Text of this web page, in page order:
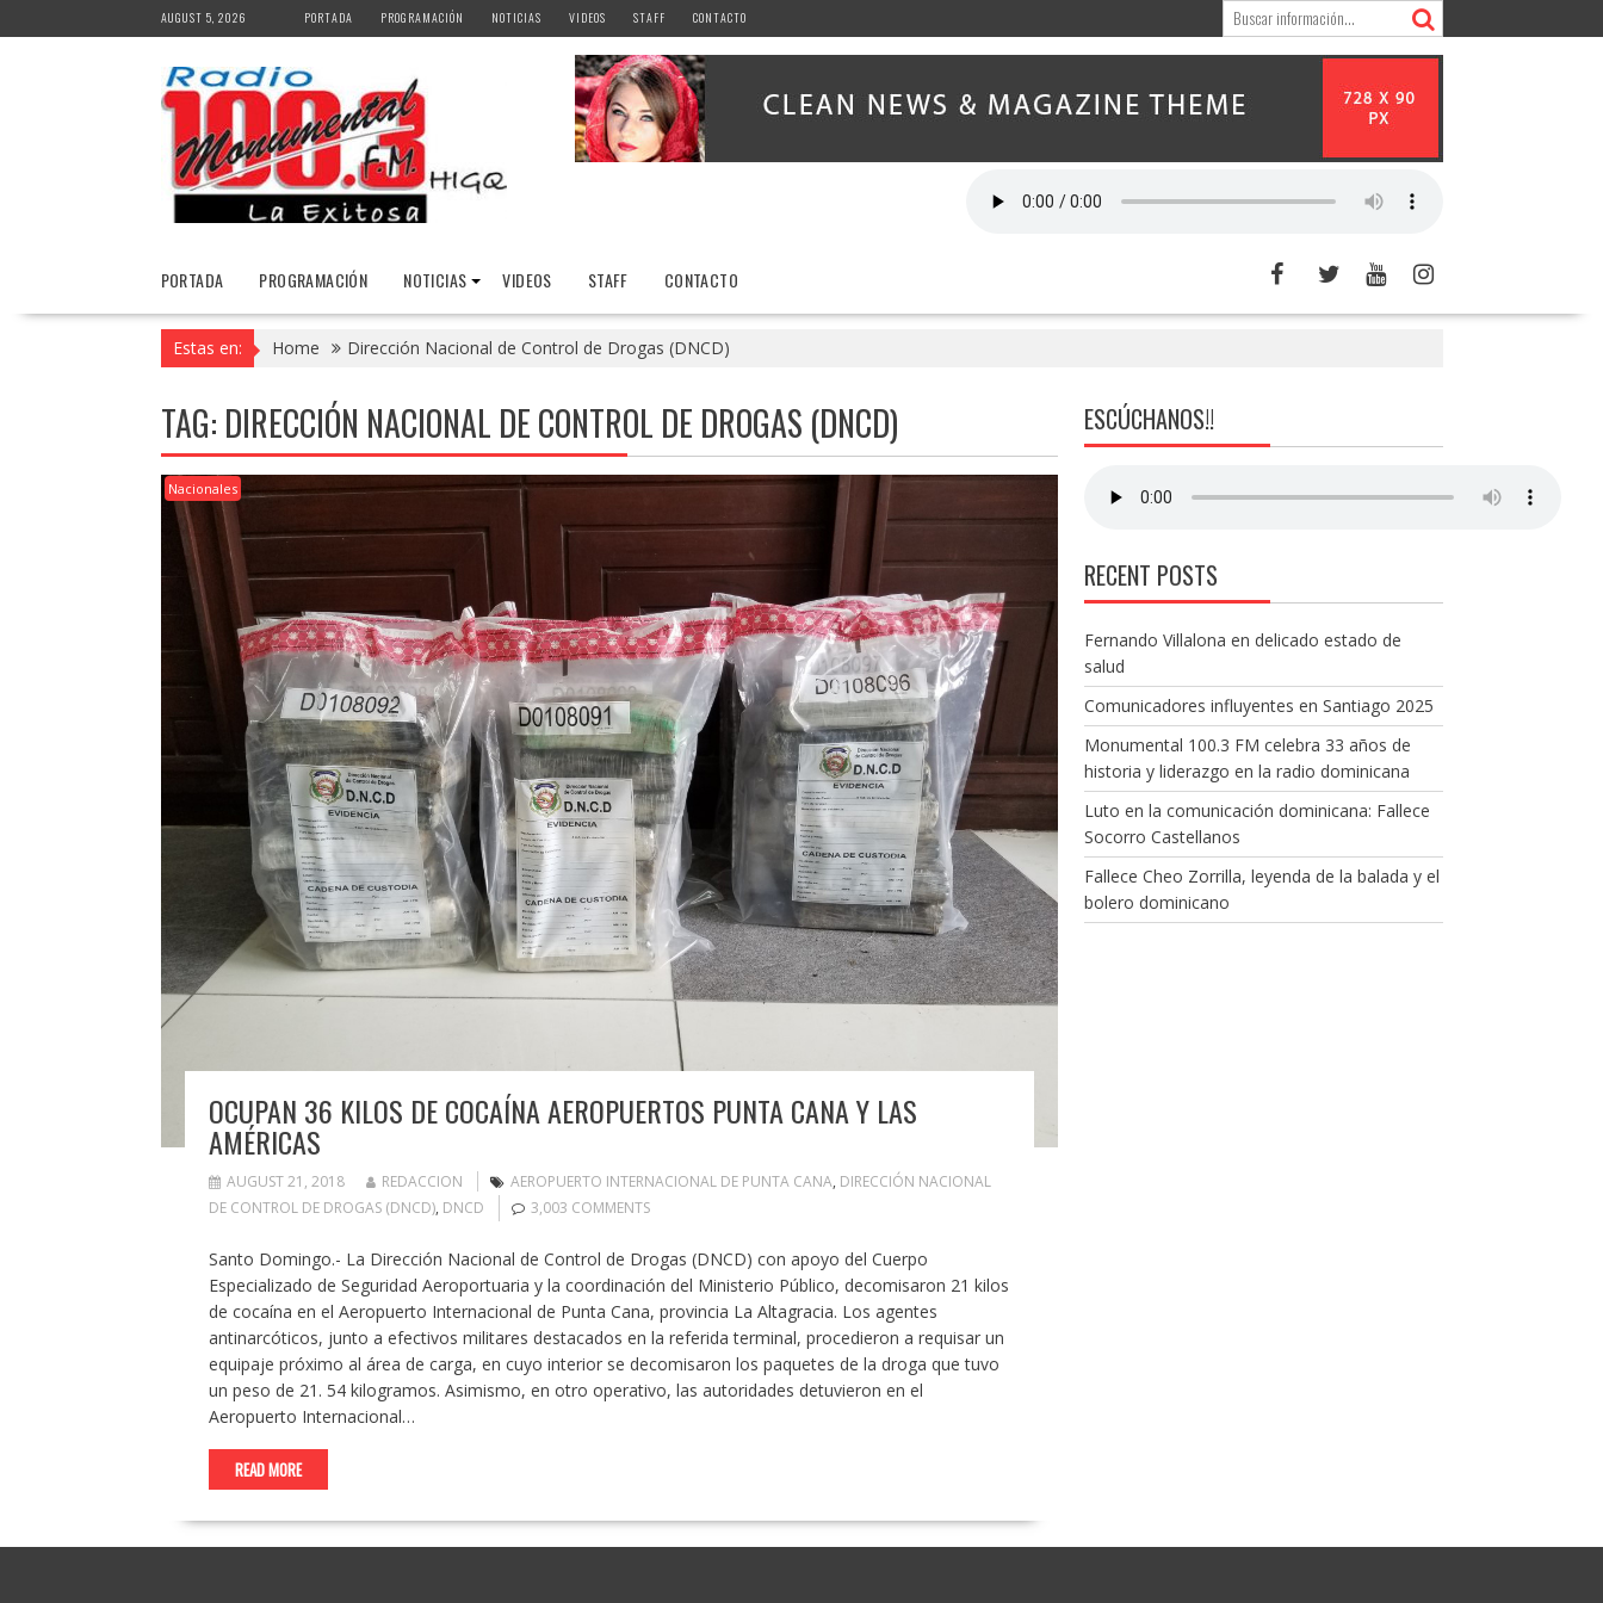
to
AUGUST 5, 2026 PORTADA PROGRAMACIÓN NOTICIAS VIDEOS STAFF CONTACTO
PORTADA PROGRAMACIÓN NOTICIAS VIDEOS STAFF CONTACTO
Estas en: Home Dirección Nacional de Control de Drogas (DNCD)
TAG: DIRECCIÓN NACIONAL DE CONTROL DE DROGAS (DNCD)
Nacionales
OCUPAN 36 KILOS DE COCAÍNA AEROPUERTOS PUNTA CANA Y LAS
AMÉRICAS
AUGUST 21, 2018 REDACCION AEROPUERTO INTERNACIONAL DE PUNTA CANA, DIRECCIÓN NACIONAL
DE CONTROL DE DROGAS (DNCD), DNCD 3,003 COMMENTS
Santo Domingo.- La Dirección Nacional de Control de Drogas (DNCD) con apoyo del Cuerpo
Especializado de Seguridad Aeroportuaria y la coordinación del Ministerio Público, decomisaron 21 kilos
de cocaína en el Aeropuerto Internacional de Punta Cana, provincia La Altagracia. Los agentes
antinarcóticos, junto a efectivos militares destacados en la referida terminal, procedieron a requisar un
equipaje próximo al área de carga, en cuyo interior se decomisaron los paquetes de la droga que tuvo
un peso de 21. 54 kilogramos. Asimismo, en otro operativo, las autoridades detuvieron en el
Aeropuerto Internacional…
READ MORE
ESCÚCHANOS!!
RECENT POSTS
Fernando Villalona en delicado estado de
salud
Comunicadores influyentes en Santiago 2025
Monumental 100.3 FM celebra 33 años de
historia y liderazgo en la radio dominicana
Luto en la comunicación dominicana: Fallece
Socorro Castellanos
Fallece Cheo Zorrilla, leyenda de la balada y el
bolero dominicano